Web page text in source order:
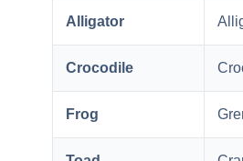
Alligator
Crocodile
Frog